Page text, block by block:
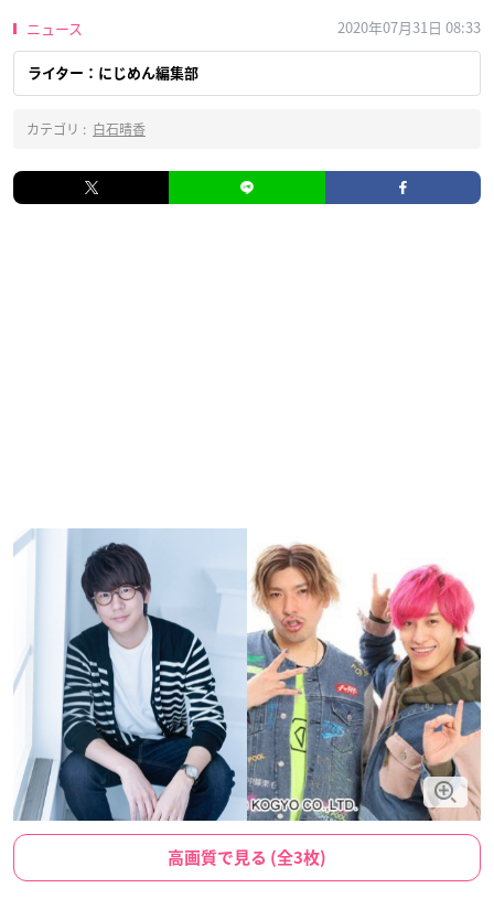
ニュース 2020年07月31日 08:33
ライター：にじめん編集部
カテゴリ : 白石晴香
高画質で見る (全3枚)